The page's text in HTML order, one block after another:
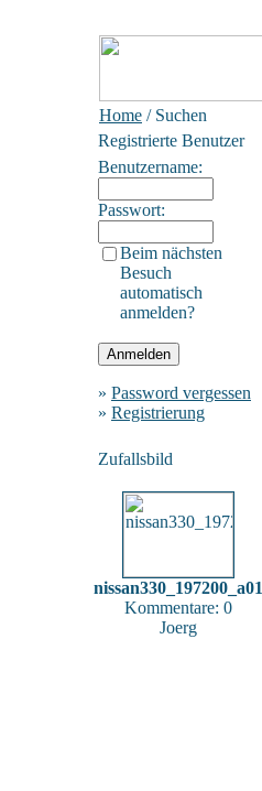
Home / Suchen
Registrierte Benutzer
Benutzername:
Passwort:
Beim nächsten
Besuch
automatisch
anmelden?
» Password vergessen
» Registrierung
Zufallsbild
nissan330_197200_a01
Kommentare: 0
Joerg